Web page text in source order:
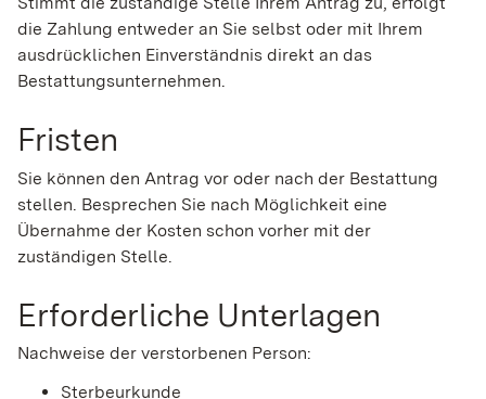
die Zahlung entweder an Sie selbst oder mit Ihrem
ausdrücklichen Einverständnis direkt an das
Bestattungsunternehmen.
Fristen
Sie können den Antrag vor oder nach der Bestattung
stellen. Besprechen Sie nach Möglichkeit eine
Übernahme der Kosten schon vorher mit der
zuständigen Stelle.
Erforderliche Unterlagen
Nachweise der verstorbenen Person:
Sterbeurkunde